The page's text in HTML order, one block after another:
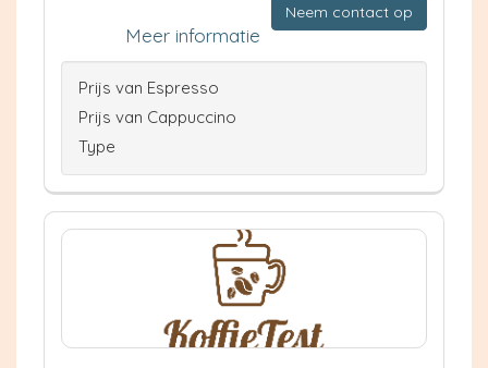
Neem contact op
Meer informatie
Prijs van Espresso
Prijs van Cappuccino
Type